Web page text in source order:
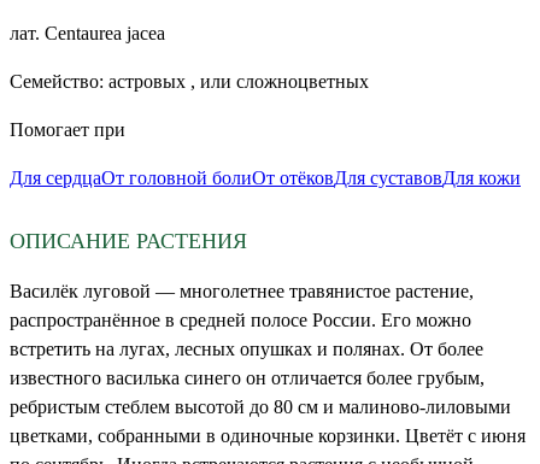
лат. Centaurea jacea
Семейство: астровых , или сложноцветных
Помогает при
Для сердцаОт головной болиОт отёковДля суставовДля кожи
ОПИСАНИЕ РАСТЕНИЯ
Василёк луговой — многолетнее травянистое растение,
распространённое в средней полосе России. Его можно
встретить на лугах, лесных опушках и полянах. От более
известного василька синего он отличается более грубым,
ребристым стеблем высотой до 80 см и малиново-лиловыми
цветками, собранными в одиночные корзинки. Цветёт с июня